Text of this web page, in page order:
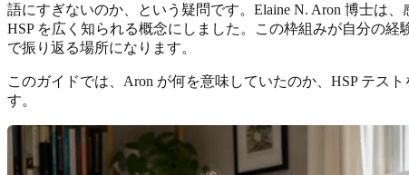
語にすぎないのか、という疑問です。Elaine N. Aron 博士は
HSP を広く知られる概念にしました。この枠組みが自分の経
で振り返る場所になります。
このガイドでは、Aron が何を意味していたのか、HSP テス
す。